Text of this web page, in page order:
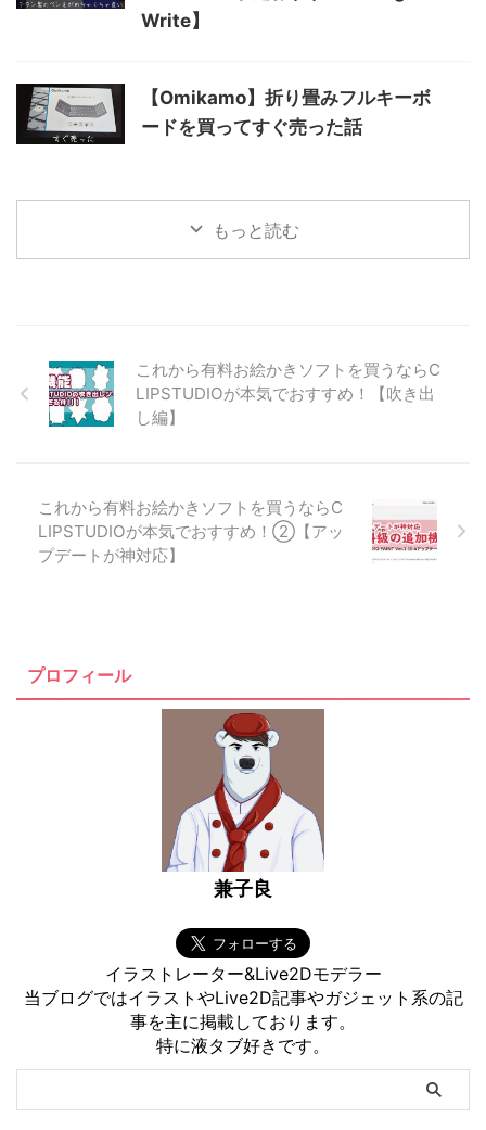
Write】
【Omikamo】折り畳みフルキーボ
ードを買ってすぐ売った話
もっと読む
これから有料お絵かきソフトを買うならC
LIPSTUDIOが本気でおすすめ！【吹き出
し編】
これから有料お絵かきソフトを買うならC
LIPSTUDIOが本気でおすすめ！②【アッ
プデートが神対応】
プロフィール
兼子良
イラストレーター&Live2Dモデラー
当ブログではイラストやLive2D記事やガジェット系の記
事を主に掲載しております。
特に液タブ好きです。